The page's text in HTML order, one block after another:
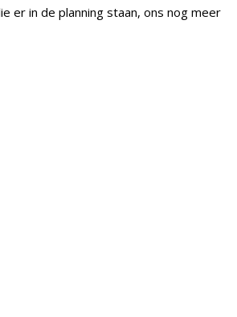
er in de planning staan, ons nog meer